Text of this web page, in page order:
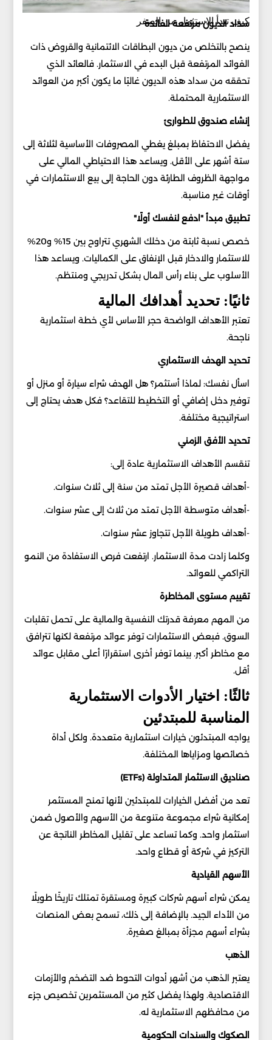
كيف تبدأ الاستثمار من الصفر
سداد الديون مرتفعة الفائدة
ينصح بالتخلص من ديون البطاقات الائتمانية والقروض ذات
الفوائد المرتفعة قبل البدء في الاستثمار. فالعائد الذي
تحققه من سداد هذه الديون غالبًا ما يكون أكبر من العوائد
الاستثمارية المحتملة.
إنشاء صندوق للطوارئ
يفضل الاحتفاظ بمبلغ يغطي المصروفات الأساسية لثلاثة إلى
ستة أشهر على الأقل. ويساعد هذا الاحتياطي المالي على
مواجهة الظروف الطارئة دون الحاجة إلى بيع الاستثمارات في
أوقات غير مناسبة.
تطبيق مبدأ "ادفع لنفسك أولًا"
خصص نسبة ثابتة من دخلك الشهري تتراوح بين 15% و20%
للاستثمار والادخار قبل الإنفاق على الكماليات. ويساعد هذا
الأسلوب على بناء رأس المال بشكل تدريجي ومنتظم.
ثانيًا: تحديد أهدافك المالية
تعتبر الأهداف الواضحة حجر الأساس لأي خطة استثمارية
ناجحة.
تحديد الهدف الاستثماري
اسأل نفسك: لماذا أستثمر؟ هل الهدف شراء سيارة أو منزل أو
توفير دخل إضافي أو التخطيط للتقاعد؟ فكل هدف يحتاج إلى
استراتيجية مختلفة.
تحديد الأفق الزمني
تنقسم الأهداف الاستثمارية عادة إلى:
-أهداف قصيرة الأجل تمتد من سنة إلى ثلاث سنوات.
-أهداف متوسطة الأجل تمتد من ثلاث إلى عشر سنوات.
-أهداف طويلة الأجل تتجاوز عشر سنوات.
وكلما زادت مدة الاستثمار. ارتفعت فرص الاستفادة من النمو
التراكمي للعوائد.
تقييم مستوى المخاطرة
من المهم معرفة قدرتك النفسية والمالية على تحمل تقلبات
السوق. فبعض الاستثمارات توفر عوائد مرتفعة لكنها تترافق
مع مخاطر أكبر. بينما توفر أخرى استقرارًا أعلى مقابل عوائد
أقل.
ثالثًا: اختيار الأدوات الاستثمارية
المناسبة للمبتدئين
يواجه المبتدئون خيارات استثمارية متعددة. ولكل أداة
خصائصها ومزاياها المختلفة.
صناديق الاستثمار المتداولة (ETFs)
تعد من أفضل الخيارات للمبتدئين لأنها تمنح المستثمر
إمكانية شراء مجموعة متنوعة من الأسهم والأصول ضمن
استثمار واحد. وكما تساعد على تقليل المخاطر الناتجة عن
التركيز في شركة أو قطاع واحد.
الأسهم القيادية
يمكن شراء أسهم شركات كبيرة ومستقرة تمتلك تاريخًا طويلًا
من الأداء الجيد. بالإضافة إلى ذلك، تسمح بعض المنصات
بشراء أسهم مجزأة بمبالغ صغيرة.
الذهب
يعتبر الذهب من أشهر أدوات التحوط ضد التضخم والأزمات
الاقتصادية. ولهذا يفضل كثير من المستثمرين تخصيص جزء
من محافظهم الاستثمارية له.
الصكوك والسندات الحكومية